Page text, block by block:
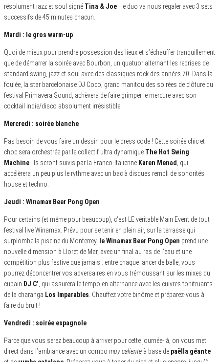
résolument jazz et soul signé Tina & Joe : le duo va nous régaler avec 3 sets
successifs de 45 minutes chacun.
Mardi : le gros warm-up
Quoi de mieux pour prendre possession des lieux et s’échauffer tranquillement
que de démarrer la soirée avec Bourbon, un quatuor alternant les reprises de
standard swing, jazz et soul avec des classiques rock des années 70. Dans la
foulée, la star barcelonaise DJ Coco, grand manitou des soirées de clôture du
festival Primavera Sound, achèvera de faire grimper le mercure avec son
cocktail indie/disco absolument irrésistible.
Mercredi : soirée blanche
Pas besoin de vous faire un dessin pour le dress code ! Cette soirée chic et
choc sera orchestrée par le collectif ultra dynamique The Hot Swing
Machine . Ils seront suivis par la Franco-Italienne Karen Menad
, qui
accélèrera un peu plus le rythme avec un bac à disques rempli de sonorités
house et techno.
Jeudi : Winamax Beer Pong Open
Pour certains (et même pour beaucoup), c’est LE véritable Main Event de tout
festival live Winamax. Prévu pour se tenir en plein air, sur la terrasse qui
surplombe la piscine du Monterrey,
le Winamax Beer Pong Open prend une
nouvelle dimension à Lloret de Mar, avec un final au ras de l’eau et une
compétition plus festive que jamais : entre chaque lancer de balle, vous
pourrez déconcentrer vos adversaires en vous trémoussant sur les mixes du
cubain DJ C’ , qui assurera le tempo en alternance avec les cuivres tonitruants
de la charanga Los Imparables . Chauffez votre binôme et préparez-vous à
faire du bruit !
Vendredi : soirée espagnole
Parce que vous serez beaucoup à arriver pour cette journée-là, on vous met
direct dans l’ambiance avec un combo muy caliente à base de paëlla géante